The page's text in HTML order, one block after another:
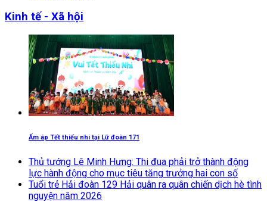
Kinh tế - Xã hội
Ấm áp Tết thiếu nhi tại Lữ đoàn 171
Thủ tướng Lê Minh Hưng: Thi đua phải trở thành động
lực hành động cho mục tiêu tăng trưởng hai con số
Tuổi trẻ Hải đoàn 129 Hải quân ra quân chiến dịch hè tình
nguyện năm 2026